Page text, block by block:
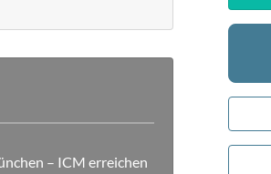
– ICM erreichen